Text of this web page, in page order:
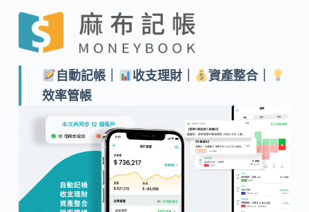
自動記帳｜ 收支理財｜
資產整合｜
效率管帳